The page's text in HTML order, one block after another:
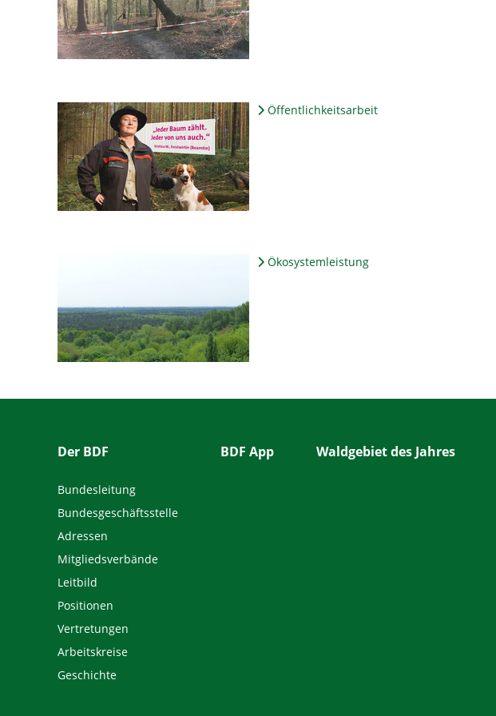
Öffentlichkeitsarbeit
Ökosystemleistung
Der BDF
Bundesleitung
Bundesgeschäftsstelle
Adressen
Mitgliedsverbände
Leitbild
Positionen
Vertretungen
Arbeitskreise
Geschichte
BDF App Waldgebiet des Jahres